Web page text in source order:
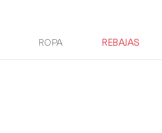
ROPA REBAJAS